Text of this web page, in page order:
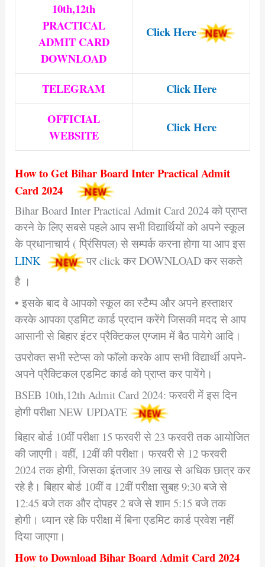
10th,12th
PRACTICAL
ADMIT CARD
DOWNLOAD
Click Here
TELEGRAM
Click Here
OFFICIAL
WEBSITE
Click Here
How to Get Bihar Board Inter Practical Admit
Card 2024
Bihar Board Inter Practical Admit Card 2024 को प्राप्त
करने के लिए सबसे पहले आप सभी विद्यार्थियों को अपने स्कूल
के प्रधानाचार्य ( प्रिंसिपल) से सम्पर्क करना होगा या आप इस
LINK
पर click कर DOWNLOAD कर सकते
है ।
• इसके बाद वे आपको स्कूल का स्टैम्प और अपने हस्ताक्षर
करके आपका एडमिट कार्ड प्रदान करेंगे जिसकी मदद से आप
आसानी से बिहार इंटर प्रैक्टिकल एग्जाम में बैठ पायेगे आदि।
उपरोक्त सभी स्टेप्स को फॉलो करके आप सभी विद्यार्थी अपने-
अपने प्रैक्टिकल एडमिट कार्ड को प्राप्त कर पायेंगे।
BSEB 10th,12th Admit Card 2024: फरवरी में इस दिन
होगी परीक्षा NEW UPDATE
बिहार बोर्ड 10वीं परीक्षा 15 फरवरी से 23 फरवरी तक आयोजित
की जाएगी। वहीं, 12वीं की परीक्षा। फरवरी से 12 फरवरी
2024 तक होगी, जिसका इंतजार 39 लाख से अधिक छात्र कर
रहे है। बिहार बोर्ड 10वीं व 12वीं परीक्षा सुबह 9:30 बजे से
12:45 बजे तक और दोपहर 2 बजे से शाम 5:15 बजे तक
होगी। ध्यान रहे कि परीक्षा में बिना एडमिट कार्ड प्रवेश नहीं
दिया जाएगा।
How to Download Bihar Board Admit Card 2024